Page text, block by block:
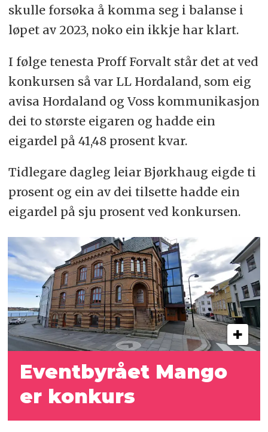
skulle forsøka å komma seg i balanse i
løpet av 2023, noko ein ikkje har klart.
I følge tenesta Proff Forvalt står det at ved
konkursen så var LL Hordaland, som eig
avisa Hordaland og Voss kommunikasjon
dei to største eigaren og hadde ein
eigardel på 41,48 prosent kvar.
Tidlegare dagleg leiar Bjørkhaug eigde ti
prosent og ein av dei tilsette hadde ein
eigardel på sju prosent ved konkursen.
Eventbyrået Mango
er konkurs